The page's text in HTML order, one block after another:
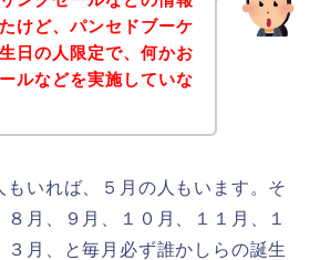
けど、パンセドブーケ
日の人限定で、何かお
ルなどを実施していな
もいれば、５月の人もいます。そ
月、９月、１０月、１１月、１
３月、と毎月必ず誰かしらの誕生